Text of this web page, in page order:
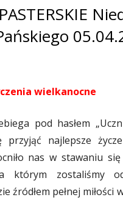
wielkanocne
pod hasłem
przyjąć najlepsze
nas w stawaniu
którym zostaliśmy
źródłem pełnej miłości